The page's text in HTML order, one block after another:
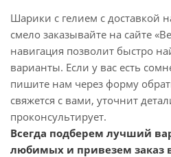
Шарики с гелием с доставкой
смело заказывайте на сайте
навигация позволит быстро
варианты. Если у вас есть
пишите нам через форму
свяжется с вами, уточнит
проконсультирует.
Всегда подберем лучший
любимых и привезем заказ